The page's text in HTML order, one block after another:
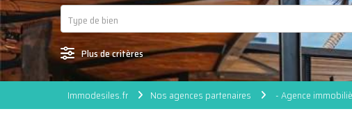
Plus de critères
Immodesiles.fr Nos agences partenaires - Agence